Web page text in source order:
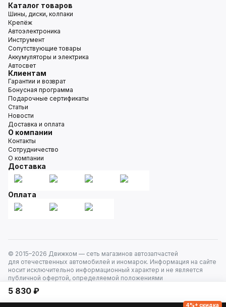
5 830 ₽
Каталог товаров
Шины, диски, колпаки
Крепёж
Автоэлектроника
Инструмент
Сопутствующие товары
Аккумуляторы и электрика
Автосвет
Клиентам
Гарантии и возврат
Бонусная программа
Подарочные сертификаты
Статьи
Новости
Доставка и оплата
О компании
Контакты
Сотрудничество
О компании
Доставка
Оплата
© 2015–2026 Движком — сеть магазинов автозапчастей
для отечественных автомобилей и иномарок. Информация на сайте
носит исключительно информационный характер и не является
публичной офертой, определяемой положениями
4%+ скидка